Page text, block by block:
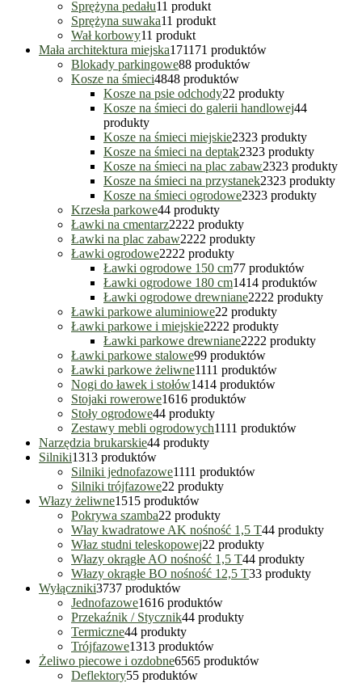
Sprężyna pedału11 produkt
Sprężyna suwaka11 produkt
Wał korbowy11 produkt
Mała architektura miejska171171 produktów
Blokady parkingowe88 produktów
Kosze na śmieci4848 produktów
Kosze na psie odchody22 produkty
Kosze na śmieci do galerii handlowej44
produkty
Kosze na śmieci miejskie2323 produkty
Kosze na śmieci na deptak2323 produkty
Kosze na śmieci na plac zabaw2323 produkty
Kosze na śmieci na przystanek2323 produkty
Kosze na śmieci ogrodowe2323 produkty
Krzesła parkowe44 produkty
Ławki na cmentarz2222 produkty
Ławki na plac zabaw2222 produkty
Ławki ogrodowe2222 produkty
Ławki ogrodowe 150 cm77 produktów
Ławki ogrodowe 180 cm1414 produktów
Ławki ogrodowe drewniane2222 produkty
Ławki parkowe aluminiowe22 produkty
Ławki parkowe i miejskie2222 produkty
Ławki parkowe drewniane2222 produkty
Ławki parkowe stalowe99 produktów
Ławki parkowe żeliwne1111 produktów
Nogi do ławek i stołów1414 produktów
Stojaki rowerowe1616 produktów
Stoły ogrodowe44 produkty
Zestawy mebli ogrodowych1111 produktów
Narzędzia brukarskie44 produkty
Silniki1313 produktów
Silniki jednofazowe1111 produktów
Silniki trójfazowe22 produkty
Włazy żeliwne1515 produktów
Pokrywa szamba22 produkty
Włay kwadratowe AK nośność 1,5 T44 produkty
Właz studni teleskopowej22 produkty
Włazy okrągłe AO nośność 1,5 T44 produkty
Włazy okrągłe BO nośność 12,5 T33 produkty
Wyłączniki3737 produktów
Jednofazowe1616 produktów
Przekaźnik / Stycznik44 produkty
Termiczne44 produkty
Trójfazowe1313 produktów
Żeliwo piecowe i ozdobne6565 produktów
Deflektory55 produktów